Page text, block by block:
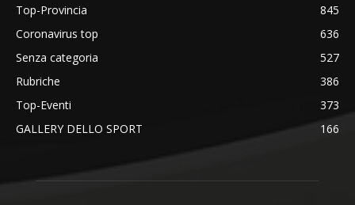
Top-Provincia
845
Coronavirus top
636
Senza categoria
527
Rubriche
386
Top-Eventi
373
GALLERY DELLO SPORT
166